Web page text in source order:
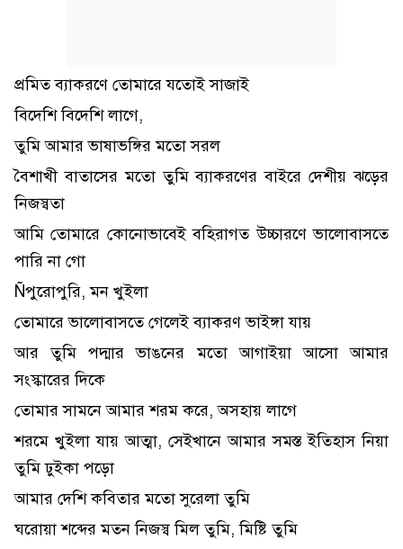
প্রমিত ব্যাকরণে তোমারে যতোই সাজাই
বিদেশি বিদেশি লাগে,
তুমি আমার ভাষাভঙ্গির মতো সরল
বৈশাখী বাতাসের মতো তুমি ব্যাকরণের বাইরে দেশীয় ঝড়ের
নিজস্বতা
আমি তোমারে কোনোভাবেই বহিরাগত উচ্চারণে ভালোবাসতে
পারি না গো
Ñপুরোপুরি, মন খুইলা
তোমারে ভালোবাসতে গেলেই ব্যাকরণ ভাইঙ্গা যায়
আর তুমি পদ্মার ভাঙনের মতো আগাইয়া আসো আমার
সংস্কারের দিকে
তোমার সামনে আমার শরম করে, অসহায় লাগে
শরমে খুইলা যায় আত্মা, সেইখানে আমার সমস্ত ইতিহাস নিয়া
তুমি ঢুইকা পড়ো
আমার দেশি কবিতার মতো সুরেলা তুমি
ঘরোয়া শব্দের মতন নিজস্ব মিল তুমি, মিষ্টি তুমি